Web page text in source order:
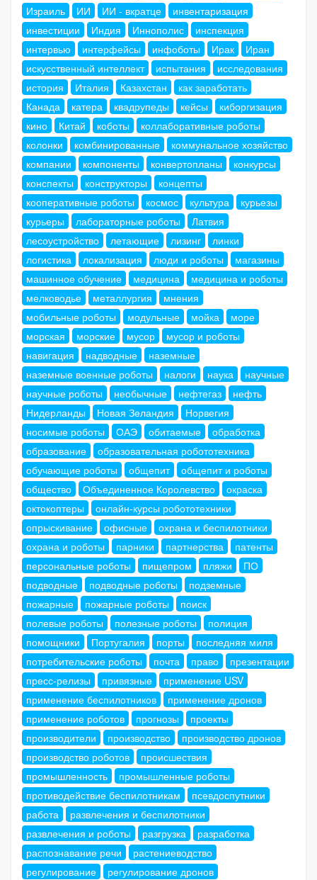
Израиль
ИИ ИИ - вкратце
инвентаризация
инвестиции
Индия Иннополис
инспекция
интервью
интерфейсы инфоботы Ирак
Иран
искусственный интеллект
испытания
исследования
история
Италия Казахстан
как заработать
Канада
катера квадрупеды кейсы
киборгизация
кино
Китай коботы
коллаборативные роботы
колонки
комбинированные
коммунальное хозяйство
компании
компоненты конвертопланы
конкурсы
конспекты
конструкторы
концепты
кооперативные роботы
космос культура
курьезы
курьеры
лабораторные роботы
Латвия
лесоустройство
летающие лизинг
линки
логистика
локализация люди и роботы
магазины
машинное обучение
медицина
медицина и роботы
мелководье
металлургия
мнения
мобильные роботы
модульные мойка
море
морская
морские мусор
мусор и роботы
навигация
надводные
наземные
наземные военные роботы
налоги наука
научные
научные роботы
необычные нефтегаз
нефть
Нидерланды
Новая Зеландия
Норвегия
носимые роботы
ОАЭ обитаемые
обработка
образование
образовательная робототехника
обучающие роботы
общепит
общепит и роботы
общество
Объединенное Королевство
окраска
октокоптеры
онлайн-курсы робототехники
опрыскивание
офисные
охрана и беспилотники
охрана и роботы
парники партнерства
патенты
персональные роботы
пищепром пляжи
ПО
подводные
подводные роботы
подземные
пожарные
пожарные роботы
поиск
полевые роботы
полезные роботы
полиция
помощники
Португалия порты
последняя миля
потребительские роботы
почта право
презентации
пресс-релизы
привязные
применение USV
применение беспилотников
применение дронов
применение роботов
прогнозы
проекты
производители
производство
производство дронов
производство роботов
происшествия
промышленность
промышленные роботы
противодействие беспилотникам
псевдоспутники
работа
развлечения и беспилотники
развлечения и роботы
разгрузка
разработка
распознавание речи
растениеводство
регулирование
регулирование дронов